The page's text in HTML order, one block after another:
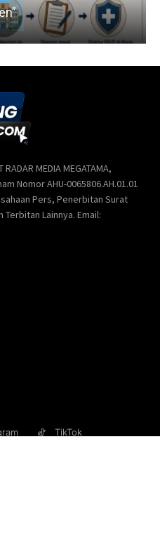
MEDIA MEGATAMA,
Nomor AHU-0065806.AH.01.01
Pers, Penerbitan Surat
Lainnya. Email:
TikTok